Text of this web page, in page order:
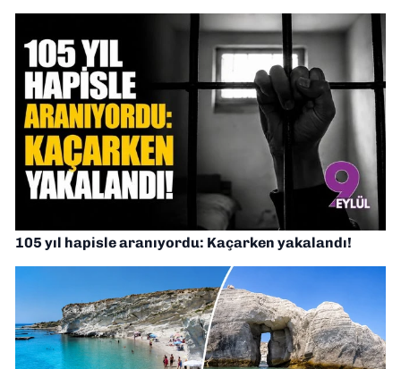
105 yıl hapisle aranıyordu: Kaçarken yakalandı!